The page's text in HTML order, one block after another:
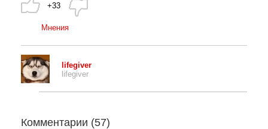
+33
Мнения
lifegiver
lifegiver
Комментарии (57)